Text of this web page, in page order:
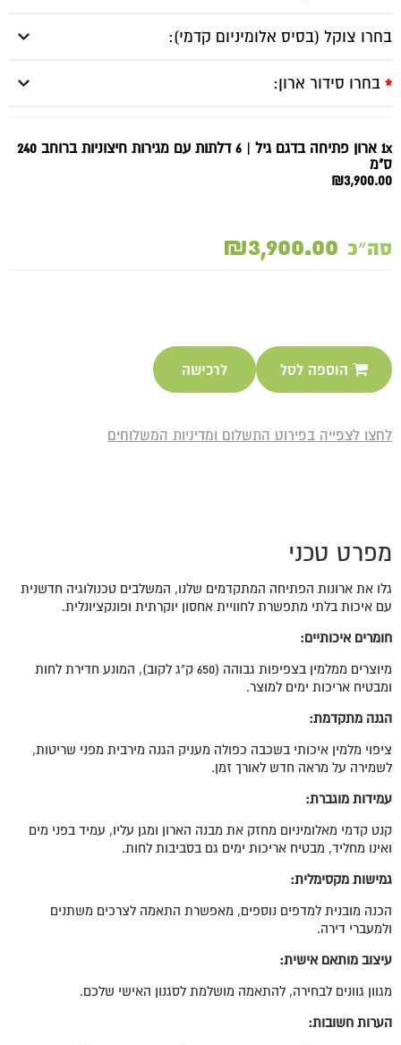
בחרו צוקל (בסיס אלומיניום קדמי):
* בחרו סידור ארון:
1x ארון פתיחה בדגם גיל | 6 דלתות עם מגירות חיצוניות ברוחב 240
ס"מ
₪3,900.00
סה״כ ₪3,900.00
הוספה לסל לרכישה
לחצו לצפייה בפירוט התשלום ומדיניות המשלוחים
מפרט טכני
גלו את ארונות הפתיחה המתקדמים שלנו, המשלבים טכנולוגיה חדשנית
עם איכות בלתי מתפשרת לחוויית אחסון יוקרתית ופונקציונלית.
חומרים איכותיים:
מיוצרים ממלמין בצפיפות גבוהה (650 ק"ג לקוב), המונע חדירת לחות
ומבטיח אריכות ימים למוצר.
הגנה מתקדמת:
ציפוי מלמין איכותי בשכבה כפולה מעניק הגנה מירבית מפני שריטות,
לשמירה על מראה חדש לאורך זמן.
עמידות מוגברת:
קנט קדמי מאלומיניום מחזק את מבנה הארון ומגן עליו, עמיד בפני מים
ואינו מחליד, מבטיח אריכות ימים גם בסביבות לחות.
גמישות מקסימלית:
הכנה מובנית למדפים נוספים, מאפשרת התאמה לצרכים משתנים
ולמעברי דירה.
עיצוב מותאם אישית:
מגוון גוונים לבחירה, להתאמה מושלמת לסגנון האישי שלכם.
הערות חשובות: